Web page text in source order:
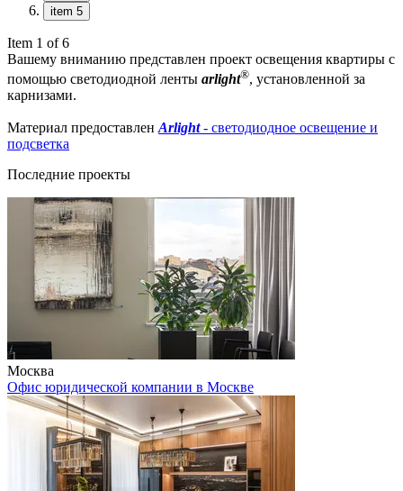
item 5
Item 1 of 6
Вашему вниманию представлен проект освещения квартиры с
помощью светодиодной ленты arlight®, установленной за
карнизами.
Материал предоставлен Arlight- светодиодное освещение и
подсветка
Последние проекты
Москва
Офис юридической компании в Москве